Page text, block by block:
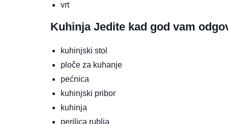
vrt
Kuhinja Jedite kad god vam
kuhinjski stol
ploče za kuhanje
pećnica
kuhinjski pribor
kuhinja
perilica rublja